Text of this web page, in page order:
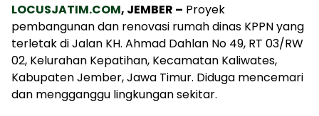
LOCUSJATIM.COM, JEMBER – Proyek
pembangunan dan renovasi rumah dinas KPPN yang
terletak di Jalan KH. Ahmad Dahlan No 49, RT 03/RW
02, Kelurahan Kepatihan, Kecamatan Kaliwates,
Kabupaten Jember, Jawa Timur. Diduga mencemari
dan mengganggu lingkungan sekitar.